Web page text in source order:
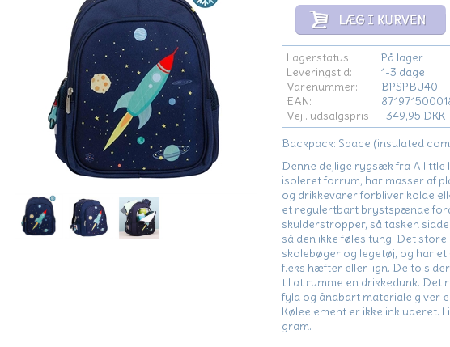
Lagerstatus:
På lager
Leveringstid:
1-3 dage
Varenummer:
BPSPBU40
EAN:
Vejl. udsalgspris
349,95 DKK
Backpack: Space (insulated
Denne dejlige rygsæk fra A little
isoleret forrum, har masser af
og drikkevarer forbliver kolde
et regulertbart brystspænde
skulderstropper, så tasken
så den ikke føles tung. Det
skolebøger og legetøj, og har
f.eks hæfter eller lign. De to
til at rumme en drikkedunk. Det
fyld og åndbart materiale giver
Køleelement er ikke inkluderet.
gram.